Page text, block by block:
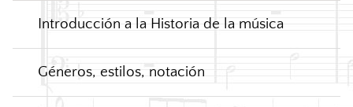
Introducción a la Historia de la música
Géneros, estilos, notación